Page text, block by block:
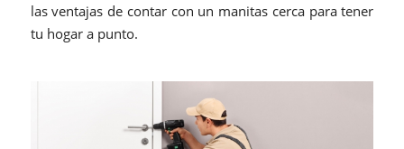
las ventajas de contar con un manitas cerca para tener
tu hogar a punto.